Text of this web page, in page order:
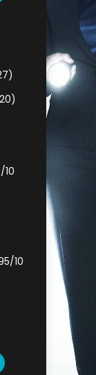
10
10